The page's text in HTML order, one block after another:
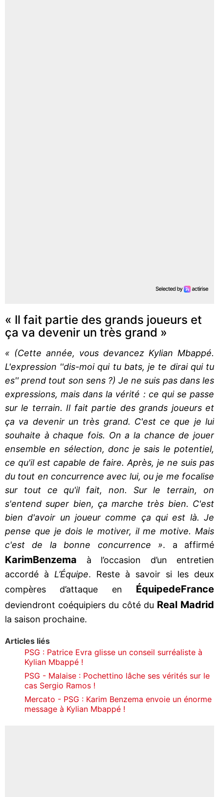
« Il fait partie des grands joueurs et
ça va devenir un très grand »
« (Cette année, vous devancez Kylian Mbappé.
L'expression ''dis-moi qui tu bats, je te dirai qui tu
es'' prend tout son sens ?) Je ne suis pas dans les
expressions, mais dans la vérité : ce qui se passe
sur le terrain. Il fait partie des grands joueurs et
ça va devenir un très grand. C'est ce que je lui
souhaite à chaque fois. On a la chance de jouer
ensemble en sélection, donc je sais le potentiel,
ce qu'il est capable de faire. Après, je ne suis pas
du tout en concurrence avec lui, ou je me focalise
sur tout ce qu'il fait, non. Sur le terrain, on
s'entend super bien, ça marche très bien. C'est
bien d'avoir un joueur comme ça qui est là. Je
pense que je dois le motiver, il me motive. Mais
c'est de la bonne concurrence ». a affirmé
KarimBenzema à l’occasion d’un entretien
accordé à L’Équipe. Reste à savoir si les deux
compères d’attaque en ÉquipedeFrance
deviendront coéquipiers du côté du Real Madrid
la saison prochaine.
Articles liés
PSG : Patrice Evra glisse un conseil surréaliste à
Kylian Mbappé !
PSG - Malaise : Pochettino lâche ses vérités sur le
cas Sergio Ramos !
Mercato - PSG : Karim Benzema envoie un énorme
message à Kylian Mbappé !